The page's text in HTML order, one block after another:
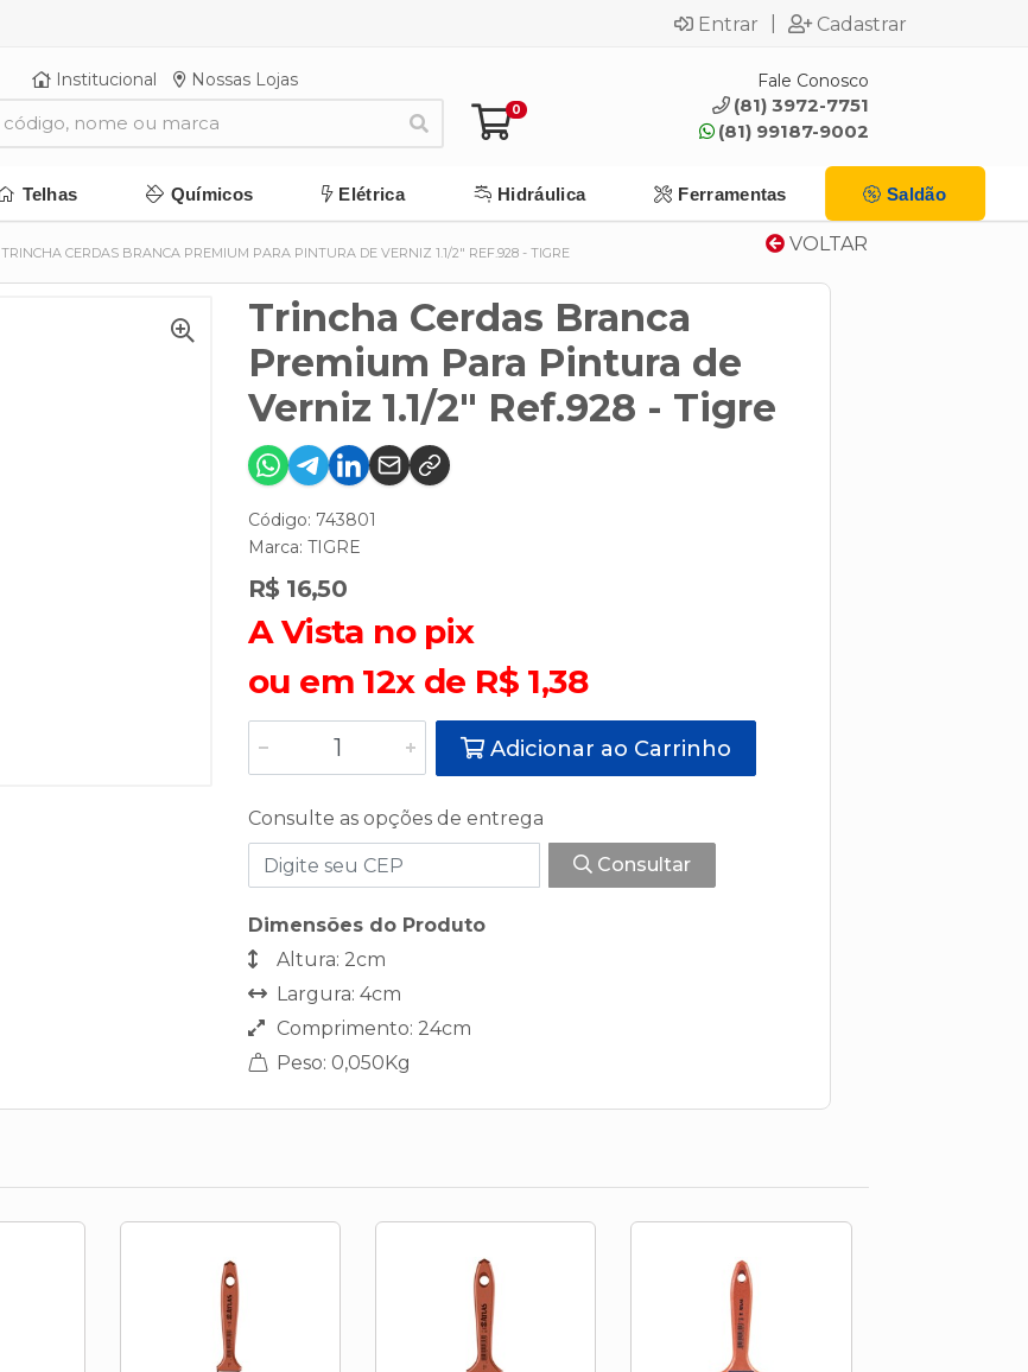
Entrar Cadastrar
Institucional Nossas Lojas
0
Fale Conosco
(81) 3972-7751
(81) 99187-9002
Telhas Químicos Elétrica Hidráulica Ferramentas Saldão
VOLTAR
TRINCHA CERDAS BRANCA PREMIUM PARA PINTURA DE VERNIZ 1.1/2" REF.928 - TIGRE
Trincha Cerdas Branca
Premium Para Pintura de
Verniz 1.1/2" Ref.928 - Tigre
Código: 743801
Marca: TIGRE
R$ 16,50
A Vista no pix
ou em 12x de R$ 1,38
Adicionar ao Carrinho
Consulte as opções de entrega
Consultar
Dimensões do Produto
Altura: 2cm
Largura: 4cm
Comprimento: 24cm
Peso: 0,050Kg